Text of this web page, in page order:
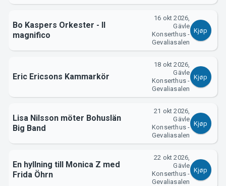
Bo Kaspers Orkester - ll
magnifico
16 okt 2026,
Gävle
Konserthus -
Gevaliasalen
Kjøp
Eric Ericsons Kammarkör
18 okt 2026,
Gävle
Konserthus -
Gevaliasalen
Kjøp
Lisa Nilsson möter Bohuslän
Big Band
21 okt 2026,
Gävle
Konserthus -
Gevaliasalen
Kjøp
En hyllning till Monica Z med
Frida Öhrn
22 okt 2026,
Gävle
Konserthus -
Gevaliasalen
Kjøp